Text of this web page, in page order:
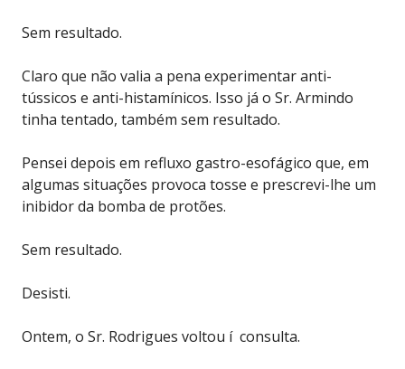
Sem resultado.
Claro que não valia a pena experimentar anti-
tússicos e anti-histamínicos. Isso já o Sr. Armindo
tinha tentado, também sem resultado.
Pensei depois em refluxo gastro-esofágico que, em
algumas situações provoca tosse e prescrevi-lhe um
inibidor da bomba de protões.
Sem resultado.
Desisti.
Ontem, o Sr. Rodrigues voltou í consulta.